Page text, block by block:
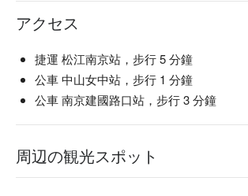
アクセス
捷運 松江南京站，步行 5 分鐘
公車 中山女中站，步行 1 分鐘
公車 南京建國路口站，步行 3 分鐘
周辺の観光スポット